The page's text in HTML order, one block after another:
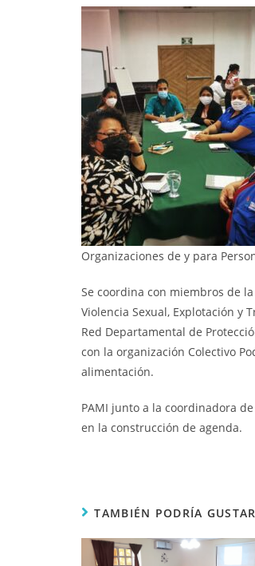
Organizaciones de y para
Se coordina con miembros de
Violencia Sexual, Explotación y
Red Departamental de
con la organización Colectivo
alimentación.
PAMI junto a la coordinadora
en la construcción de agenda.
TAMBIÉN PODRÍA